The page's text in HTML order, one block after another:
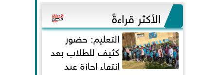
وعيسي” أمانه كفر...
الأكثر قراءةً
التعليم: حضور
كثيف للطلاب بعد
انتهاء إجازة عيد